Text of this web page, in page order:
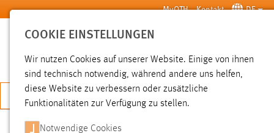
Zum Hauptinhalt springen MyOTH Kontakt DE
SUCHE
JETZT BEWERBEN
COOKIE EINSTELLUNGEN
Wir nutzen Cookies auf unserer Website. Einige von ihnen
sind technisch notwendig, während andere uns helfen,
diese Website zu verbessern oder zusätzliche
Funktionalitäten zur Verfügung zu stellen.
Notwendige Cookies